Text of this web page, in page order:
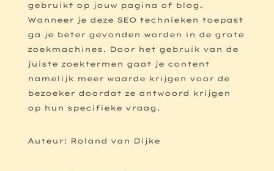
gebruikt op jouw pagina of blog.
Wanneer je deze SEO technieken toepast
ga je beter gevonden worden in de grote
zoekmachines. Door het gebruik van de
juiste zoektermen gaat je content
namelijk meer waarde krijgen voor de
bezoeker doordat ze antwoord krijgen
op hun specifieke vraag.
Auteur: Roland van Dijke